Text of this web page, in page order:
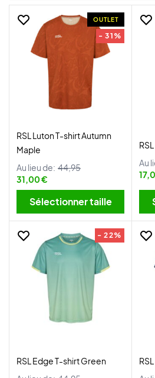
OUTLET
- 31%
RSL Luton T-shirt Autumn
Maple
Au lieu de: 44,95
31,00 €
Sélectionner taille
Au
- 22%
RSL Edge T-shirt Green